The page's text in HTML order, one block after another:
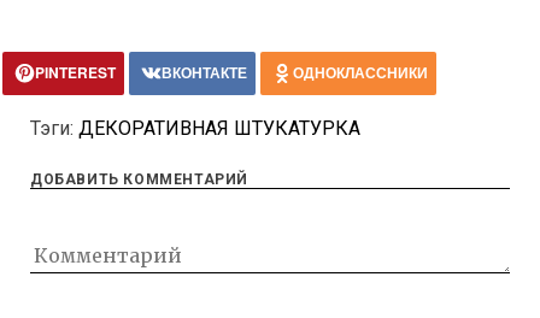
PINTEREST ВКОНТАКТЕ ОДНОКЛАССНИКИ
Тэги: ДЕКОРАТИВНАЯ ШТУКАТУРКА
ДОБАВИТЬ КОММЕНТАРИЙ